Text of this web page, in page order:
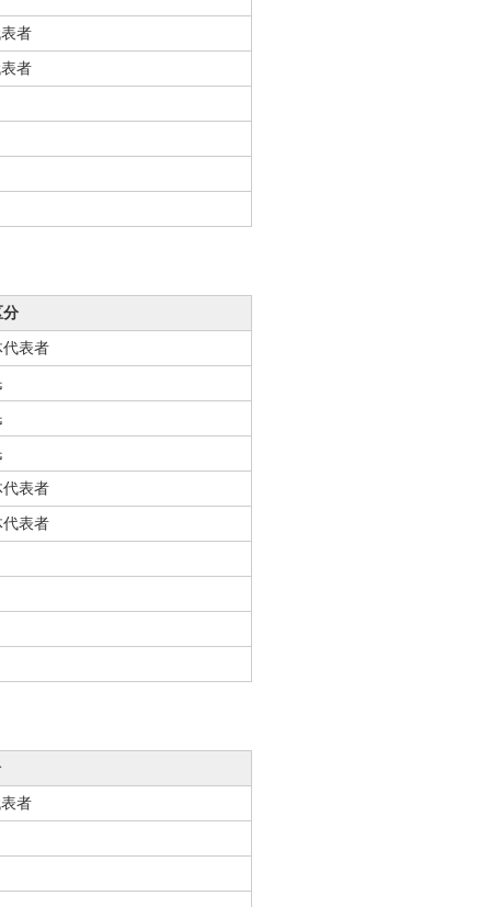
者
者
分
表者
表者
表者
者